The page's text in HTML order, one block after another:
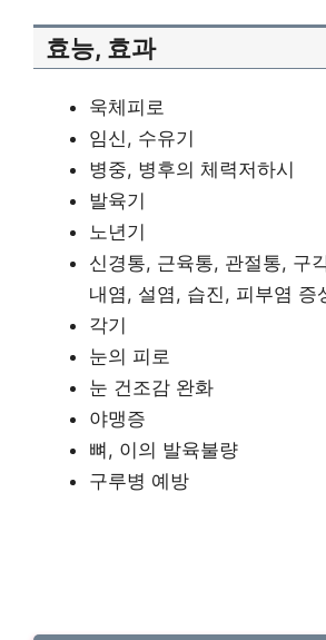
효능, 효과
욱체피로
임신, 수유기
병중, 병후의 체력저하시
발육기
노년기
신경통, 근육통, 관절통, 구
내염, 설염, 습진, 피부염 증
각기
눈의 피로
눈 건조감 완화
야맹증
뼈, 이의 발육불량
구루병 예방